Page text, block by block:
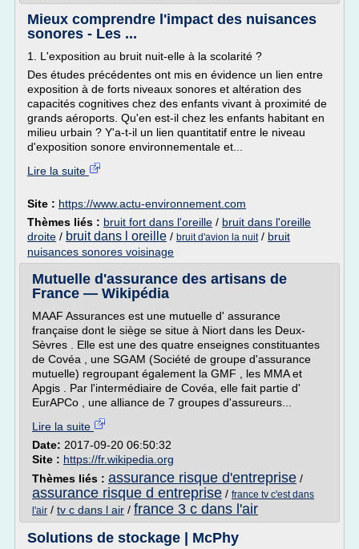
Mieux comprendre l'impact des nuisances
sonores - Les ...
1. L'exposition au bruit nuit-elle à la scolarité ?
Des études précédentes ont mis en évidence un lien entre
exposition à de forts niveaux sonores et altération des
capacités cognitives chez des enfants vivant à proximité de
grands aéroports. Qu'en est-il chez les enfants habitant en
milieu urbain ? Y'a-t-il un lien quantitatif entre le niveau
d'exposition sonore environnementale et...
Lire la suite
Site : https://www.actu-environnement.com
Thèmes liés : bruit fort dans l'oreille / bruit dans l'oreille
droite / bruit dans l oreille / bruit d'avion la nuit/ bruit
nuisances sonores voisinage
Mutuelle d'assurance des artisans de
France — Wikipédia
MAAF Assurances est une mutuelle d' assurance
française dont le siège se situe à Niort dans les Deux-
Sèvres . Elle est une des quatre enseignes constituantes
de Covéa , une SGAM (Société de groupe d'assurance
mutuelle) regroupant également la GMF , les MMA et
Apgis . Par l'intermédiaire de Covéa, elle fait partie d'
EurAPCo , une alliance de 7 groupes d'assureurs...
Lire la suite
Date: 2017-09-20 06:50:32
Site : https://fr.wikipedia.org
Thèmes liés : assurance risque d'entreprise /
assurance risque d entreprise / france tv c'est dans
l'air / tv c dans l air / france 3 c dans l'air
Solutions de stockage | McPhy